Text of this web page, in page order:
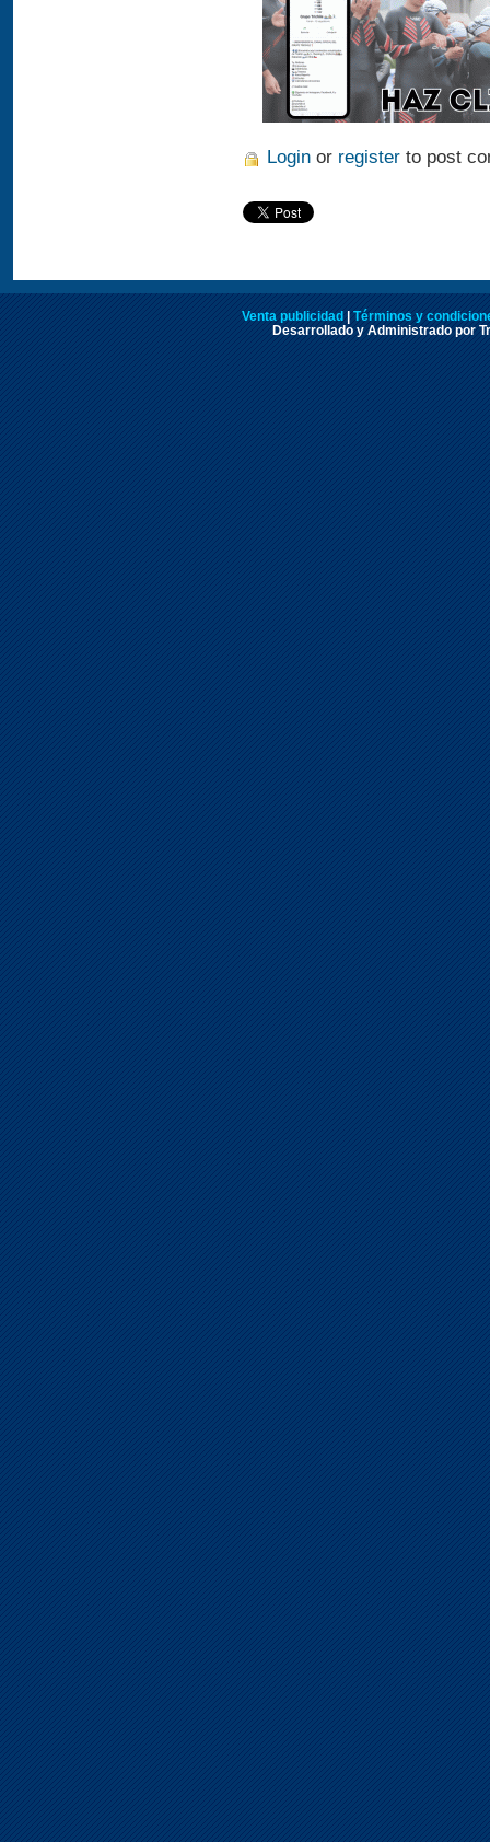
Login or register to post
Venta publicidad | Términos y
Desarrollado y Administrado por